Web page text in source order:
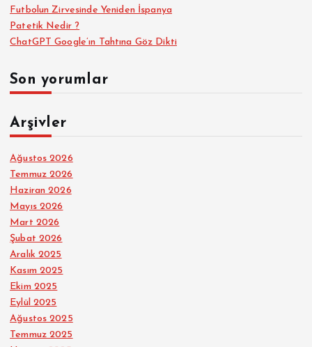
Futbolun Zirvesinde Yeniden İspanya
Patetik Nedir ?
ChatGPT Google’ın Tahtına Göz Dikti
Son yorumlar
Arşivler
Ağustos 2026
Temmuz 2026
Haziran 2026
Mayıs 2026
Mart 2026
Şubat 2026
Aralık 2025
Kasım 2025
Ekim 2025
Eylül 2025
Ağustos 2025
Temmuz 2025